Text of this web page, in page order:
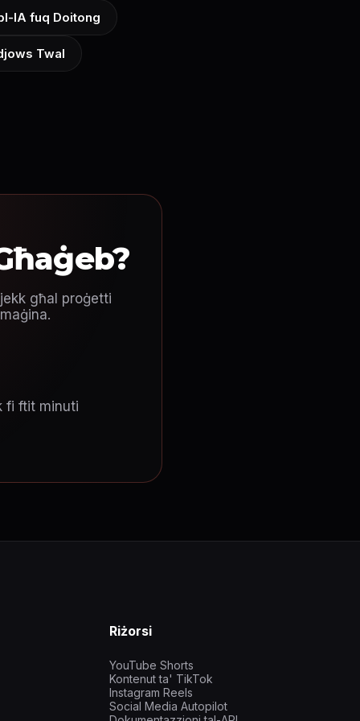
IA fuq Doitong
Twal
għal proġetti
fi ftit minuti
Riżorsi
YouTube Shorts
Kontenut ta' TikTok
Instagram Reels
Social Media Autopilot